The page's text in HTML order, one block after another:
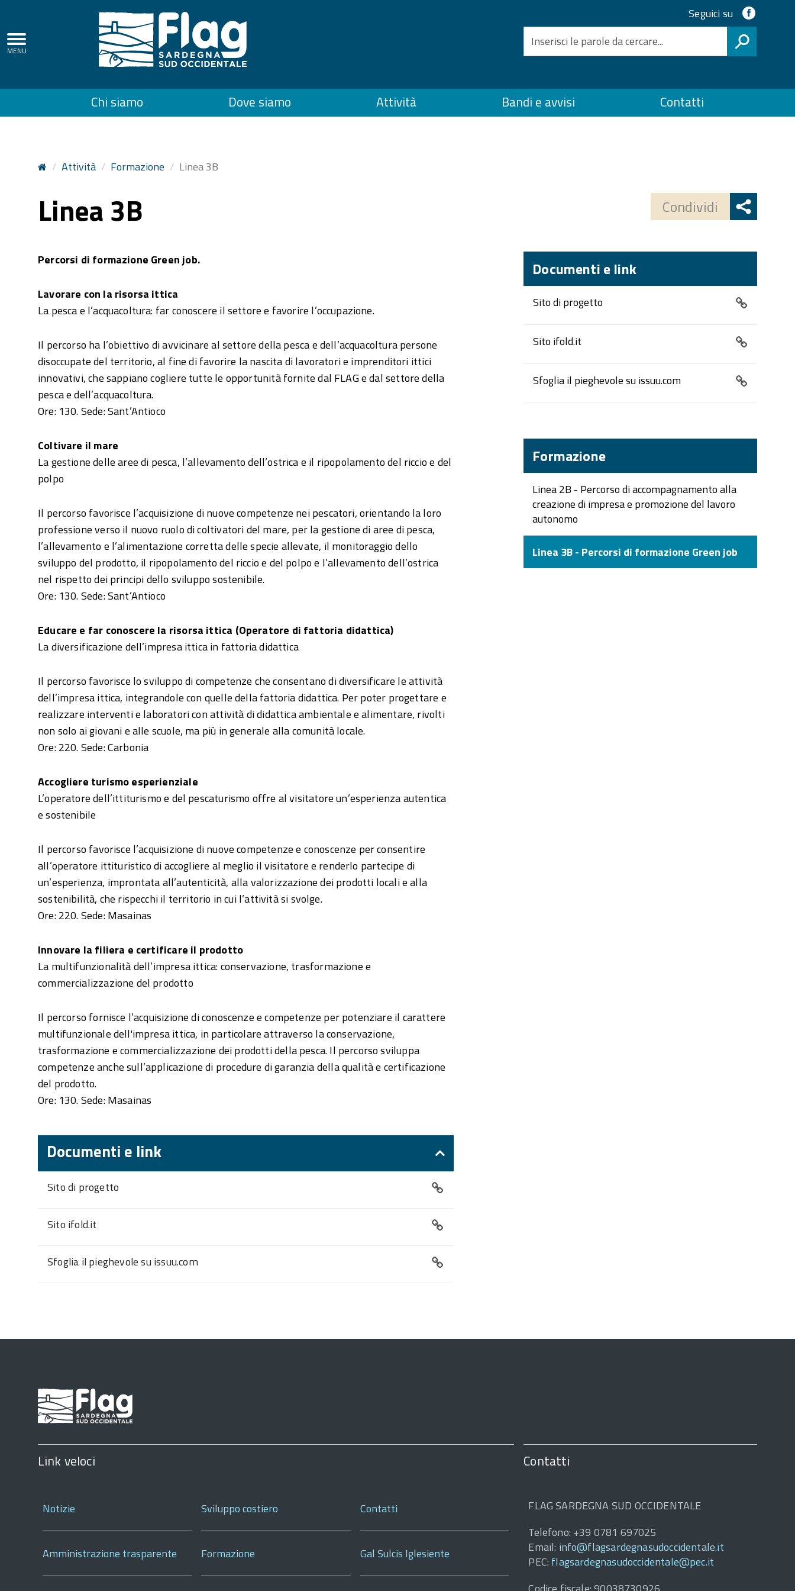
Regione
Autonoma
della
ai
servizi
Link
social
Seguici su
Top Chi siamo Dove siamo Attività Bandi e avvisi Contatti
Attività Formazione Linea 3B
Linea 3B
Percorsi di formazione Green job.
Lavorare con la risorsa ittica
La pesca e l’acquacoltura: far conoscere il settore e favorire l’occupazione.
Il percorso ha l’obiettivo di avvicinare al settore della pesca e dell’acquacoltura persone
disoccupate del territorio, al fine di favorire la nascita di lavoratori e imprenditori ittici
innovativi, che sappiano cogliere tutte le opportunità fornite dal FLAG e dal settore della
pesca e dell’acquacoltura.
Ore: 130. Sede: Sant’Antioco
Coltivare il mare
La gestione delle aree di pesca, l’allevamento dell’ostrica e il ripopolamento del riccio e del
polpo
Il percorso favorisce l’acquisizione di nuove competenze nei pescatori, orientando la loro
professione verso il nuovo ruolo di coltivatori del mare, per la gestione di aree di pesca,
l’allevamento e l’alimentazione corretta delle specie allevate, il monitoraggio dello
sviluppo del prodotto, il ripopolamento del riccio e del polpo e l’allevamento dell’ostrica
nel rispetto dei principi dello sviluppo sostenibile.
Ore: 130. Sede: Sant’Antioco
Educare e far conoscere la risorsa ittica (Operatore di fattoria didattica)
La diversificazione dell’impresa ittica in fattoria didattica
Il percorso favorisce lo sviluppo di competenze che consentano di diversificare le attività
dell’impresa ittica, integrandole con quelle della fattoria didattica. Per poter progettare e
realizzare interventi e laboratori con attività di didattica ambientale e alimentare, rivolti
non solo ai giovani e alle scuole, ma più in generale alla comunità locale.
Ore: 220. Sede: Carbonia
Accogliere turismo esperienziale
L’operatore dell’ittiturismo e del pescaturismo offre al visitatore un’esperienza autentica
e sostenibile
Il percorso favorisce l’acquisizione di nuove competenze e conoscenze per consentire
all’operatore ittituristico di accogliere al meglio il visitatore e renderlo partecipe di
un’esperienza, improntata all’autenticità, alla valorizzazione dei prodotti locali e alla
sostenibilità, che rispecchi il territorio in cui l’attività si svolge.
Ore: 220. Sede: Masainas
Innovare la filiera e certificare il prodotto
La multifunzionalità dell’impresa ittica: conservazione, trasformazione e
commercializzazione del prodotto
Il percorso fornisce l’acquisizione di conoscenze e competenze per potenziare il carattere
multifunzionale dell'impresa ittica, in particolare attraverso la conservazione,
trasformazione e commercializzazione dei prodotti della pesca. Il percorso sviluppa
competenze anche sull’applicazione di procedure di garanzia della qualità e certificazione
del prodotto.
Ore: 130. Sede: Masainas
Documenti e link
Sito di progetto
Sito ifold.it
Sfoglia il pieghevole su issuu.com
Condividi
Documenti e link
Sito di progetto
Sito ifold.it
Sfoglia il pieghevole su issuu.com
Formazione
Linea 2B - Percorso di accompagnamento alla
creazione di impresa e promozione del lavoro
autonomo
Linea 3B - Percorsi di formazione Green job
Link veloci
Notizie
Amministrazione trasparente
Sviluppo costiero
Formazione
Contatti
Gal Sulcis Iglesiente
Contatti
FLAG SARDEGNA SUD OCCIDENTALE
Telefono: +39 0781 697025
Email: info@flagsardegnasudoccidentale.it
PEC: flagsardegnasudoccidentale@pec.it